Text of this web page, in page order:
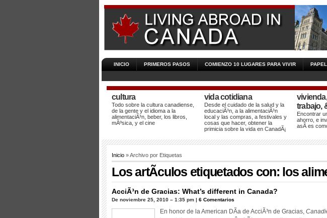
INICIO PRIMEROS PASOS COMIENZO 10 LUGARES PARA VIVIR
cultura
Todo sobre la cultura canadiense,
de la gente y el idioma a la
alimentaciÃ³n, beber, los libros,
mÃºsica, y el cine
vida cotidiana
Desde el cuidado de la salud y la
educaciÃ³n, a la alimentaciÃ³n
local y las compras, a festivales y
cosas que hacer, obtener la
primicia sobre la vida en CanadÃ¡
trabajo,
Encontrar
ahorro, e
asÃ­ es
Inicio » Archivo por Etiquetas
Los artÃ­culos etiquetados con: los
AcciÃ³n de Gracias: What’s different in Canada?
De noviembre 25, 2010 – 1:35 pm | 6 Comentarios
En honor de la American DÃ­a de AcciÃ³n de Gracias,